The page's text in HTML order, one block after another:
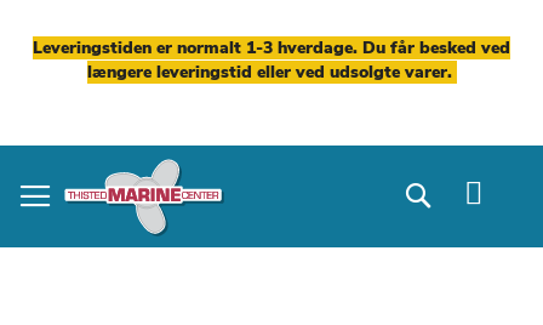
Leveringstiden er normalt 1-3 hverdage. Du får besked ved
længere leveringstid eller ved udsolgte varer.
to
Content
Search